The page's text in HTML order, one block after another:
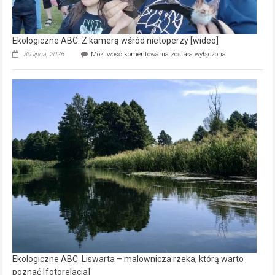
Ekologiczne ABC. Z kamerą wśród nietoperzy [wideo]
30 lipca, 2026 Możliwość komentowania Ekologiczne
kamerą
wśród
została wyłączona
Ekologiczne ABC. Liswarta – malownicza rzeka, którą warto
poznać [fotorelacja]